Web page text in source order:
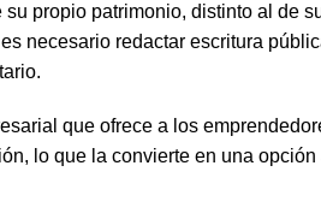
propio patrimonio, distinto al de
necesario redactar escritura
que ofrece a los
lo que la convierte en una opción